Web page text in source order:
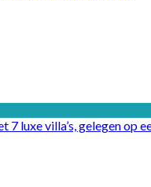
luxe villa’s, gelegen